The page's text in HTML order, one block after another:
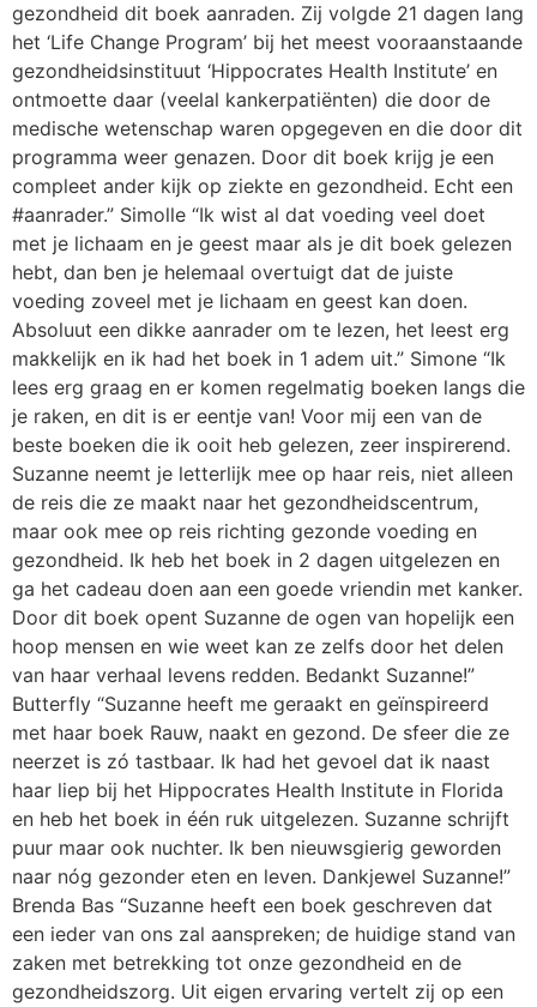
gezondheid dit boek aanraden. Zij volgde 21 dagen lang
het ‘Life Change Program’ bij het meest vooraanstaande
gezondheidsinstituut ‘Hippocrates Health Institute’ en
ontmoette daar (veelal kankerpatiënten) die door de
medische wetenschap waren opgegeven en die door dit
programma weer genazen. Door dit boek krijg je een
compleet ander kijk op ziekte en gezondheid. Echt een
#aanrader.” Simolle “Ik wist al dat voeding veel doet
met je lichaam en je geest maar als je dit boek gelezen
hebt, dan ben je helemaal overtuigt dat de juiste
voeding zoveel met je lichaam en geest kan doen.
Absoluut een dikke aanrader om te lezen, het leest erg
makkelijk en ik had het boek in 1 adem uit.” Simone “Ik
lees erg graag en er komen regelmatig boeken langs die
je raken, en dit is er eentje van! Voor mij een van de
beste boeken die ik ooit heb gelezen, zeer inspirerend.
Suzanne neemt je letterlijk mee op haar reis, niet alleen
de reis die ze maakt naar het gezondheidscentrum,
maar ook mee op reis richting gezonde voeding en
gezondheid. Ik heb het boek in 2 dagen uitgelezen en
ga het cadeau doen aan een goede vriendin met kanker.
Door dit boek opent Suzanne de ogen van hopelijk een
hoop mensen en wie weet kan ze zelfs door het delen
van haar verhaal levens redden. Bedankt Suzanne!”
Butterfly “Suzanne heeft me geraakt en geïnspireerd
met haar boek Rauw, naakt en gezond. De sfeer die ze
neerzet is zó tastbaar. Ik had het gevoel dat ik naast
haar liep bij het Hippocrates Health Institute in Florida
en heb het boek in één ruk uitgelezen. Suzanne schrijft
puur maar ook nuchter. Ik ben nieuwsgierig geworden
naar nóg gezonder eten en leven. Dankjewel Suzanne!”
Brenda Bas “Suzanne heeft een boek geschreven dat
een ieder van ons zal aanspreken; de huidige stand van
zaken met betrekking tot onze gezondheid en de
gezondheidszorg. Uit eigen ervaring vertelt zij op een